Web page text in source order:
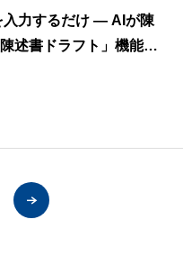
入力するだけ — AIが陳
述書ドラフト」機能を